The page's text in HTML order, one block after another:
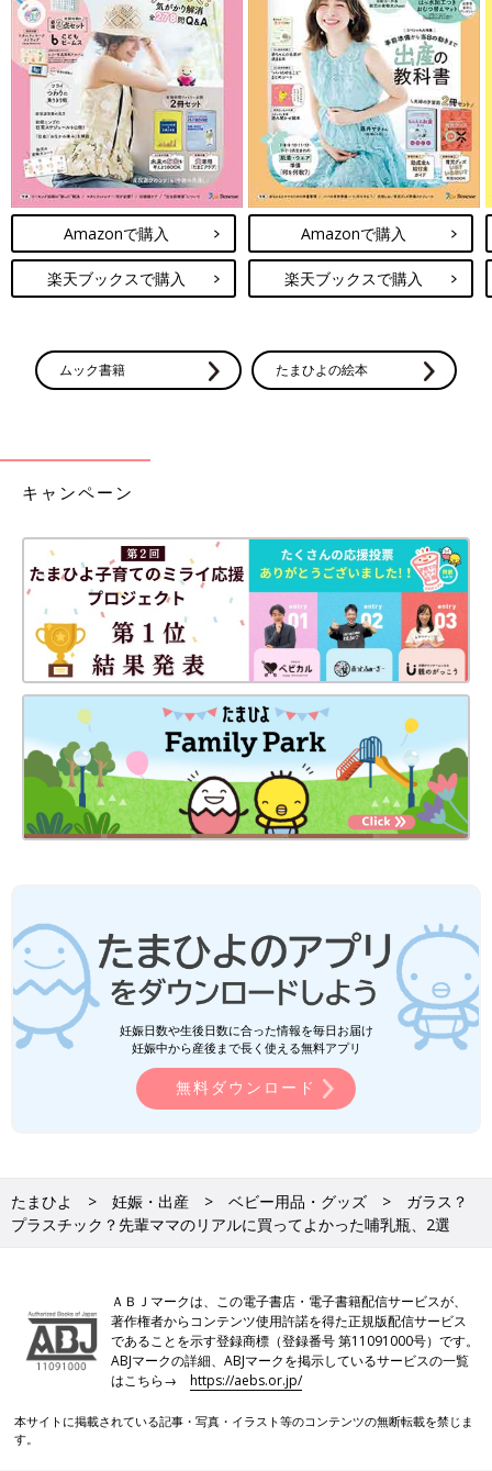
Amazonで購入
楽天ブックスで購入
Amazonで購入
楽天ブックスで購入
ムック書籍 たまひよの絵本
キャンペーン
妊娠日数や生後日数に合った情報を毎日お届け
妊娠中から産後まで長く使える無料アプリ
無料ダウンロード
たまひよ 妊娠・出産 ベビー用品・グッズ
ガラス？
プラスチック？先輩ママのリアルに買ってよかった哺乳瓶、2選
ＡＢＪマークは、この電子書店・電子書籍配信サービスが、
著作権者からコンテンツ使用許諾を得た正規版配信サービス
であることを示す登録商標（登録番号 第11091000号）です。
ABJマークの詳細、ABJマークを掲示しているサービスの一覧
はこちら→https://aebs.or.jp/
本サイトに掲載されている記事・写真・イラスト等のコンテンツの無断転載を禁じま
す。